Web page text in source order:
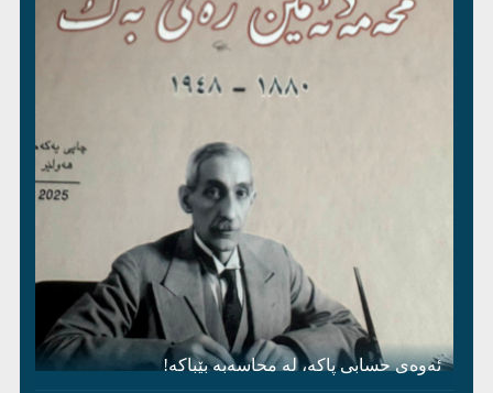
ئەوەی حسابی پاکە، لە محاسەبە بێباکە!